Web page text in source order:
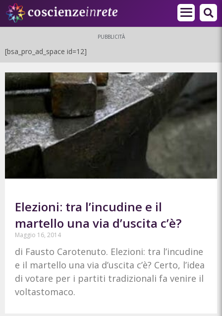
PUBBLICITÀ
[bsa_pro_ad_space id=12]
Elezioni: tra l’incudine e il
martello una via d’uscita c’è?
Maggio 16, 2014
di Fausto Carotenuto. Elezioni: tra l’incudine
e il martello una via d’uscita c’è? Certo, l’idea
di votare per i partiti tradizionali fa venire il
voltastomaco.